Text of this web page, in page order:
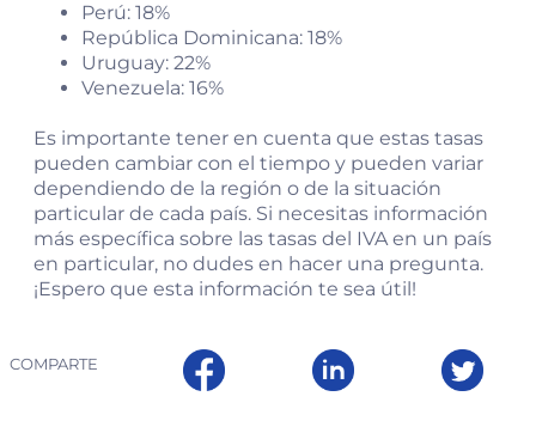
Perú: 18%
República Dominicana: 18%
Uruguay: 22%
Venezuela: 16%
Es importante tener en cuenta que estas tasas
pueden cambiar con el tiempo y pueden variar
dependiendo de la región o de la situación
particular de cada país. Si necesitas información
más específica sobre las tasas del IVA en un país
en particular, no dudes en hacer una pregunta.
¡Espero que esta información te sea útil!
COMPARTE